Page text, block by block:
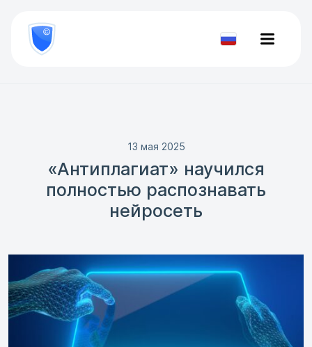
800
777-
81-Проверить
13 мая 2025
«Антиплагиат» научился
полностью распознавать
нейросеть